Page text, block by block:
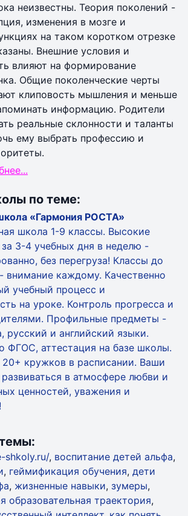
неизвестны. Теория поколений -
изменения в мозге и
на таком коротком отрезке
Внешние условия и
влияют на формирование
Общие поколенческие черты
клиповость мышления и меньше
информацию. Родители
реальные склонности и таланты
ему выбрать профессию и
по теме:
«Гармония РОСТА»
школа 1-9 классы. Высокие
за 3-4 учебных дня в неделю -
без перегруза! Классы до
внимание каждому. Качественно
учебный процесс и
на уроке. Контроль прогресса и
Профильные предметы -
русский и английский языки.
ФГОС, аттестация на базе школы.
20+ кружков в расписании. Ваши
в атмосфере любви и
ценностей, уважения и
shkoly.ru/, воспитание детей альфа,
, геймификация обучения, дети
, жизненные навыки, зумеры,
образовательная траектория,